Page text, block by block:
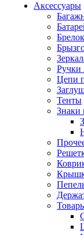
Аксессуары
Цепи
Тенты
Знаки